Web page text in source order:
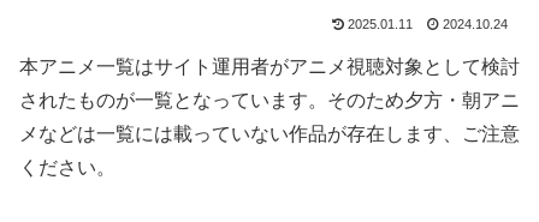
2025.01.11 2024.10.24
本アニメ一覧はサイト運用者がアニメ視聴対象として検討
されたものが一覧となっています。そのため夕方・朝アニ
メなどは一覧には載っていない作品が存在します、ご注意
ください。